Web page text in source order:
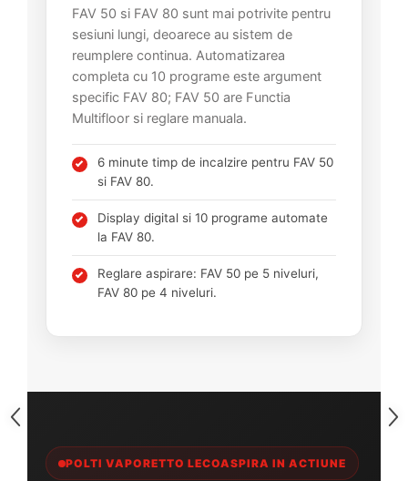
FAV 50 si FAV 80 sunt mai potrivite pentru
sesiuni lungi, deoarece au sistem de
reumplere continua. Automatizarea
completa cu 10 programe este argument
specific FAV 80; FAV 50 are Functia
Multifloor si reglare manuala.
6 minute timp de incalzire pentru FAV 50
si FAV 80.
Display digital si 10 programe automate
la FAV 80.
Reglare aspirare: FAV 50 pe 5 niveluri,
FAV 80 pe 4 niveluri.
POLTI VAPORETTO LECOASPIRA IN ACTIUNE